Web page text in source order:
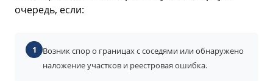
очередь, если:
1
Возник спор о границах с соседями или обнаружено
наложение участков и реестровая ошибка.